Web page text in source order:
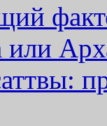
или